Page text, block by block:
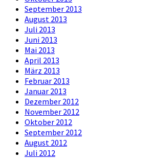
September 2013
August 2013
Juli 2013
Juni 2013
Mai 2013
April 2013
März 2013
Februar 2013
Januar 2013
Dezember 2012
November 2012
Oktober 2012
September 2012
August 2012
Juli 2012